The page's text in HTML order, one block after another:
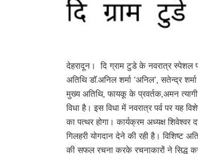
देहरादून। दि ग्राम टुडे के नवरात्र स्पेशल
अतिथि डॉ.अनिल शर्मा ‘अनिल’, सतेन्द्र
मुख्य अतिथि, फायकू के प्रवर्तक,अमन
विधा है। इस विधा में नवरात्र पर्व पर यह
का पत्थर होगा। कार्यक्रम अध्यक्ष
गिलहरी योगदान देने की रही है। विशिष्ट
की सफल रचना करके रचनाकारों ने सिद्ध